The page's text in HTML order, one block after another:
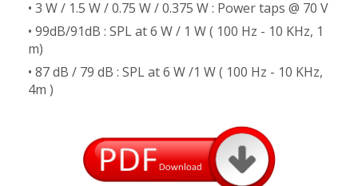
• 3 W / 1.5 W / 0.75 W / 0.375 W : Power taps @ 70 V
• 99dB/91dB : SPL at 6 W / 1 W ( 100 Hz - 10 KHz, 1
m)
• 87 dB / 79 dB : SPL at 6 W /1 W ( 100 Hz - 10 KHz,
4m )